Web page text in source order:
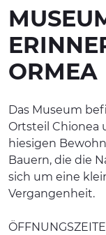
NATUR UND
ERLEBNISSE
EVENTS
OFFERTE
ORMEA
Das Museum
Ortsteil Chionea
hiesigen
Bauern, die die
sich um eine
Vergangenheit.